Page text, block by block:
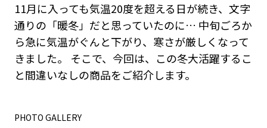
11月に入っても気温20度を超える日が続き、文字
通りの「暖冬」だと思っていたのに… 中旬ごろか
ら急に気温がぐんと下がり、寒さが厳しくなって
きました。 そこで、今回は、この冬大活躍するこ
と間違いなしの商品をご紹介します。
PHOTO GALLERY